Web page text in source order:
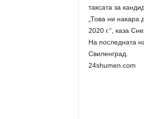
таксата за
„Това ни
2020 г.“, каза
На последната
Свиленград.
24shumen.com